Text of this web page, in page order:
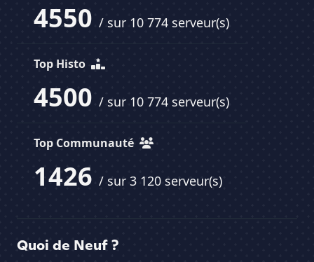
4550 / sur 10 774 serveur(s)
Top Histo
4500 / sur 10 774 serveur(s)
Top Communauté
1426 / sur 3 120 serveur(s)
Quoi de Neuf ?